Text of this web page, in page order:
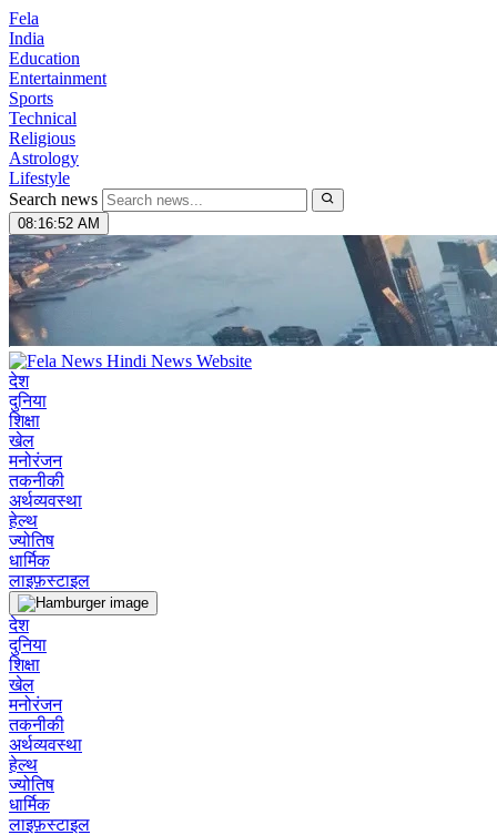
Fela
India
Education
Entertainment
Sports
Technical
Religious
Astrology
Lifestyle
Search news
08:16:53 AM
देश
दुनिया
शिक्षा
खेल
मनोरंजन
तकनीकी
अर्थव्यवस्था
हेल्थ
ज्योतिष
धार्मिक
लाइफ़स्टाइल
देश
दुनिया
शिक्षा
खेल
मनोरंजन
तकनीकी
अर्थव्यवस्था
हेल्थ
ज्योतिष
धार्मिक
लाइफ़स्टाइल